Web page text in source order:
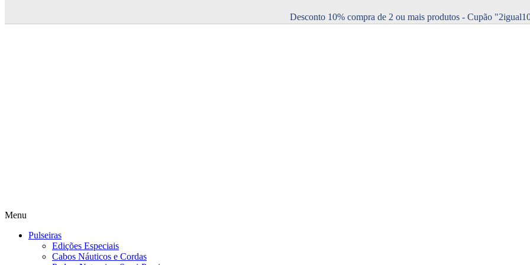
Desconto 10% compra de 2 ou mais produtos - Cupão
Menu
Pulseiras
Edições Especiais
Cabos Náuticos e Cordas